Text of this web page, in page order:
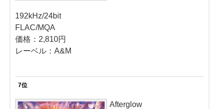
192kHz/24bit
FLAC/MQA
価格：2,810円
レーベル：A&M
7位
Afterglow